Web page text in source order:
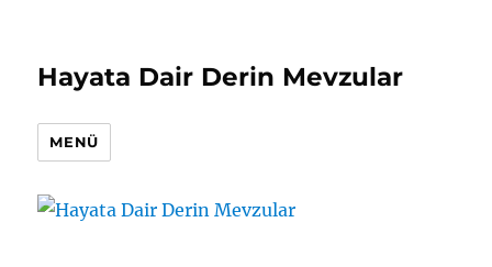
Hayata Dair Derin Mevzular
MENÜ